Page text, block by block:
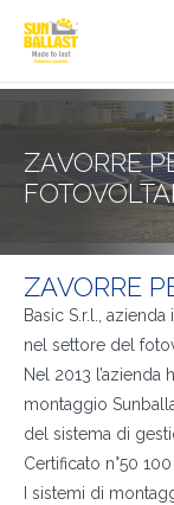
ZAVORRE
ZAVORRE
Basic S.r.l.,
nel settore del
Nel 2013 l’azienda
montaggio
del sistema di
Certificato n°50
I sistemi di